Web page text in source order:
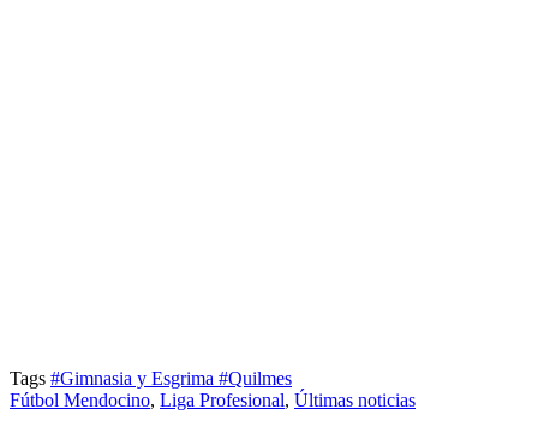
Tags #Gimnasia y Esgrima #Quilmes
Fútbol Mendocino, Liga Profesional, Últimas noticias